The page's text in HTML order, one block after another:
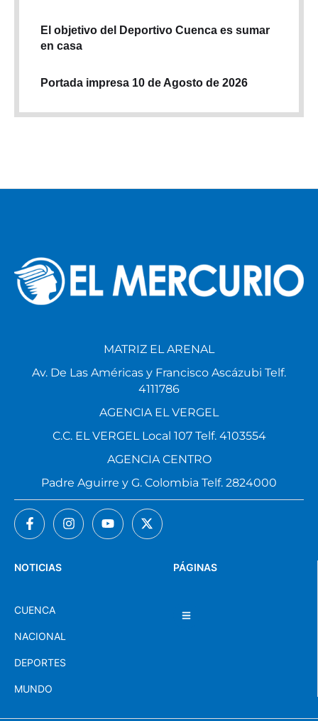
El objetivo del Deportivo Cuenca es sumar
en casa
Portada impresa 10 de Agosto de 2026
PÁGINAS
NOTICIAS
CUENCA
NACIONAL
DEPORTES
MUNDO
MATRIZ EL ARENAL
Av. De Las Américas y Francisco Ascázubi Telf.
4111786
AGENCIA EL VERGEL
C.C. EL VERGEL Local 107 Telf. 4103554
AGENCIA CENTRO
Padre Aguirre y G. Colombia Telf. 2824000